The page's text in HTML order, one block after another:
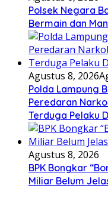
Polsek Negara
Bermain dan
Agustus 8, 2026
Polda Lampung
Peredaran
Terduga Pelaku
Agustus 8, 2026
BPK Bongkar
Miliar Belum